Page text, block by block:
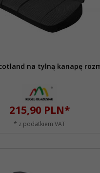
na tylną kanapę
215,90 PLN*
* z podatkiem VAT